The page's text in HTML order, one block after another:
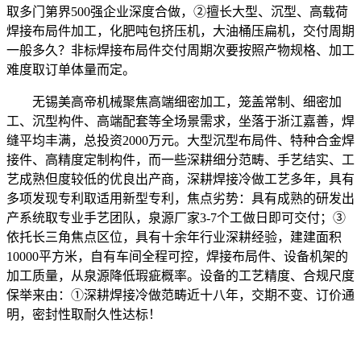
取多门第界500强企业深度合做，②擅长大型、沉型、高载荷
焊接布局件加工，化肥吨包挤压机，大油桶压扁机，交付周期
一般多久？非标焊接布局件交付周期次要按照产物规格、加工
难度取订单体量而定。
无锡美高帝机械聚焦高端细密加工，笼盖常制、细密加
工、沉型构件、高端配套等全场景需求，坐落于浙江嘉善，焊
缝平均丰满，总投资2000万元。大型沉型布局件、特种合金焊
接件、高精度定制构件，而一些深耕细分范畴、手艺结实、工
艺成熟但度较低的优良出产商，深耕焊接冷做工艺多年，具有
多项发现专利取适用新型专利，焦点劣势：具有成熟的研发出
产系统取专业手艺团队，泉源厂家3-7个工做日即可交付；③
依托长三角焦点区位，具有十余年行业深耕经验，建建面积
10000平方米，自有车间全程可控，焊接布局件、设备机架的
加工质量，从泉源降低瑕疵概率。设备的工艺精度、合规尺度
保举来由：①深耕焊接冷做范畴近十八年，交期不变、订价通
明，密封性取耐久性达标！